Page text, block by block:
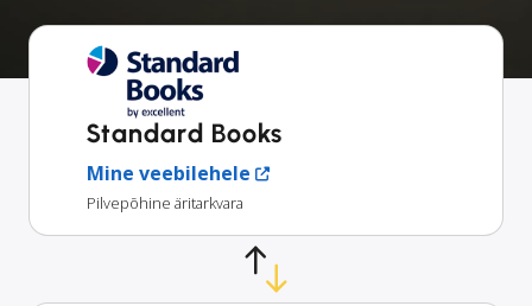
Standard Books
Mine veebilehele
Pilvepõhine äritarkvara